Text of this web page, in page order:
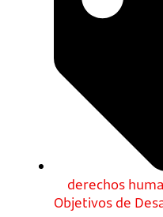
derechos
Objetivos de